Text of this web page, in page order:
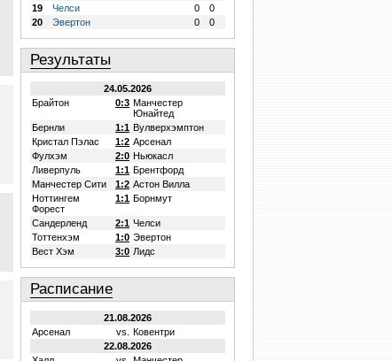
19
Челси 0
0
20
Эвертон 0 0
Результаты
24.05.2026
Брайтон
0:3 Манчестер
Юнайтед
Бернли
1:1 Вулверхэмптон
Кристал Пэлас
1:2 Арсенал
Фулхэм
2:0 Ньюкасл
Ливерпуль
1:1 Брентфорд
Манчестер Сити
1:2 Астон Вилла
Ноттингем
Форест
1:1 Борнмут
Сандерленд 2:1 Челси
Тоттенхэм
1:0 Эвертон
Вест Хэм
3:0 Лидс
Расписание
21.08.2026
Арсенал
vs.
Ковентри
22.08.2026